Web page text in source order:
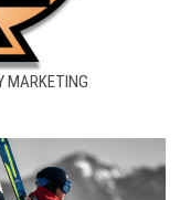
MARKETING